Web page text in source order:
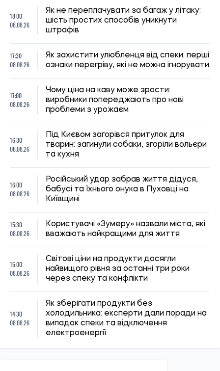
16:00
08.08.26
Російський удар забрав життя дідуся,
бабусі та їхнього онука в Пуховці на
Київщині
15:30
08.08.26
Користувачі «Зумеру» назвали міста, які
вважають найкращими для життя
15:00
08.08.26
Світові ціни на продукти досягли
найвищого рівня за останні три роки
через спеку та конфлікти
14:30
08.08.26
Як зберігати продукти без
холодильника: експерти дали поради на
випадок спеки та відключення
електроенергії